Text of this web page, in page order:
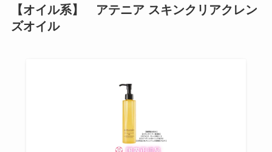
【オイル系】 アテニア スキンクリアクレン
ズオイル